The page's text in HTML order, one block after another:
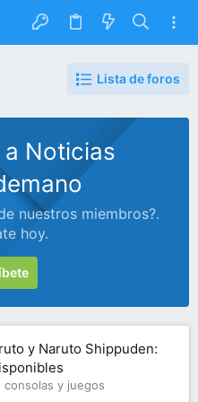
Lista de foros
a Noticias
nuestros miembros?.
hoy.
y Naruto Shippuden:
consolas y juegos